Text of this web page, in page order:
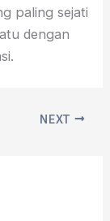
paling sejati
dengan
NEXT